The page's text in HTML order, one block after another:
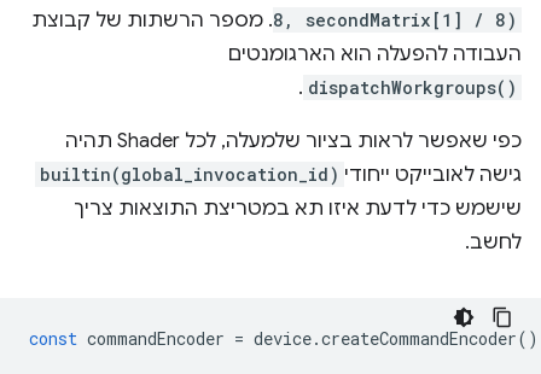
8, secondMatrix[1] / 8). מספר הרשתות של קבוצת
העבודה להפעלה הוא הארגומנטים
dispatchWorkgroups()
.
כפי שאפשר לראות בציור שלמעלה, לכל Shader תהיה
גישה לאובייקט ייחודי builtin(global_invocation_id)
שישמש כדי לדעת איזו תא במטריצת התוצאות צריך
לחשב.
const commandEncoder = device.createCommandEncoder